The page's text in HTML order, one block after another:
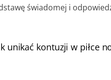
świadomej i
unikać kontuzji w piłce